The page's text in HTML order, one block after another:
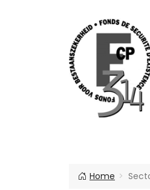
Je bent hier
Home